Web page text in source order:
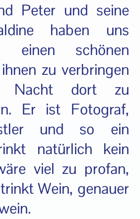
Peter und seine
haben uns
einen schönen
zu verbringen
Nacht dort zu
Er ist Fotograf,
und so ein
natürlich kein
viel zu profan,
Wein, genauer